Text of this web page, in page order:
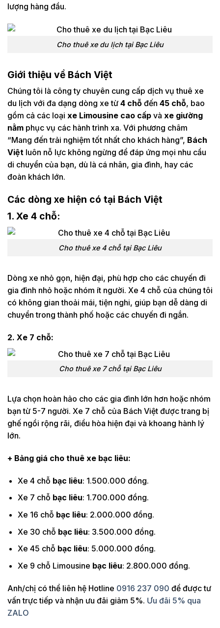
lượng hàng đầu.
Cho thuê xe du lịch tại Bạc Liêu
Giới thiệu về Bách Việt
Chúng tôi là công ty chuyên cung cấp dịch vụ thuê xe
du lịch với đa dạng dòng xe từ 4 chỗ đến 45 chỗ, bao
gồm cả các loại xe Limousine cao cấp và xe giường
nằm phục vụ các hành trình xa. Với phương châm
“Mang đến trải nghiệm tốt nhất cho khách hàng”, Bách
Việt luôn nỗ lực không ngừng để đáp ứng mọi nhu cầu
di chuyển của bạn, dù là cá nhân, gia đình, hay các
đoàn khách lớn.
Các dòng xe hiện có tại Bách Việt
1. Xe 4 chỗ:
Cho thuê xe 4 chỗ tại Bạc Liêu
Dòng xe nhỏ gọn, hiện đại, phù hợp cho các chuyến đi
gia đình nhỏ hoặc nhóm ít người. Xe 4 chỗ của chúng tôi
có không gian thoải mái, tiện nghi, giúp bạn dễ dàng di
chuyển trong thành phố hoặc các chuyến đi ngắn.
2. Xe 7 chỗ:
Cho thuê xe 7 chỗ tại Bạc Liêu
Lựa chọn hoàn hảo cho các gia đình lớn hơn hoặc nhóm
bạn từ 5-7 người. Xe 7 chỗ của Bách Việt được trang bị
ghế ngồi rộng rãi, điều hòa hiện đại và khoang hành lý
lớn.
+ Bảng giá cho thuê xe bạc liêu:
Xe 4 chỗ bạc liêu: 1.500.000 đồng.
Xe 7 chỗ bạc liêu: 1.700.000 đồng.
Xe 16 chỗ bạc liêu: 2.000.000 đồng.
Xe 30 chỗ bạc liêu: 3.500.000 đồng.
Xe 45 chỗ bạc liêu: 5.000.000 đồng.
Xe 9 chỗ Limousine bạc liêu: 2.800.000 đồng.
Anh/chị có thể liên hệ Hotline 0916 237 090 để được tư
vấn trực tiếp và nhận ưu đãi giảm 5%. Ưu đãi 5% qua
ZALO